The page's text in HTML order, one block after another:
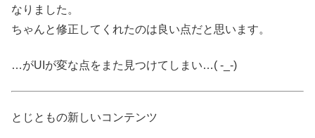
なりました。
ちゃんと修正してくれたのは良い点だと思います。
…がUIが変な点をまた見つけてしまい…( -_-)
とじともの新しいコンテンツ